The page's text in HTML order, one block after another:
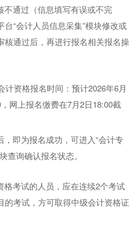
不通过（信息填写有误或不完
“会计人员信息采集”模块修改或
核通过后，再进行报名相关报名操
计资格报名时间：预计2026年6月
网上报名缴费在7月2日18:00截
，即为报名成功，可进入“会计专
查询确认报名状态。
格考试的人员，应在连续2个考试
的考试，方可取得中级会计资格证